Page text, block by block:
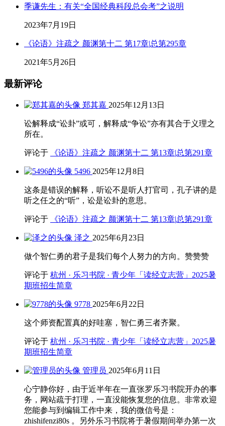
季谦先生：有关“全国经典科段总会考”之说明
2023年7月19日
《论语》注疏之 颜渊第十二 第17章|总第295章
2021年5月26日
最新评论
郑其嘉 2025年12月13日
讼解释成“讼卦”或可，解释成“争讼”亦有其合于义理之
所在。
评论于 《论语》注疏之 颜渊第十二 第13章|总第291章
5496 2025年12月8日
这条是错误的解释，听讼不是听人打官司，孔子讲的是
听之任之的“听”，讼是讼卦的意思。
评论于 《论语》注疏之 颜渊第十二 第13章|总第291章
泽之 2025年6月23日
做个智仁勇的君子是我们每个人努力的方向。赞赞赞
评论于 杭州 · 乐习书院 · 青少年「读经立志营」2025暑
期班招生简章
9778 2025年6月22日
这个师资配置真的好哇塞，智仁勇三者齐聚。
评论于 杭州 · 乐习书院 · 青少年「读经立志营」2025暑
期班招生简章
管理员 2025年6月11日
心宁静你好，由于近半年在一直张罗乐习书院开办的事
务，网站疏于打理，一直没能恢复您的信息。非常欢迎
您能参与到编辑工作中来，我的微信号是：
zhishifenzi80s 。另外乐习书院将于暑假期间举办第一次